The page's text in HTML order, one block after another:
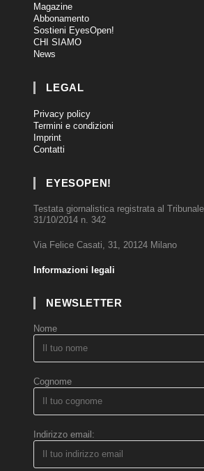
Magazine
Abbonamento
Sostieni EyesOpen!
CHI SIAMO
News
LEGAL
Privacy policy
Termini e condizioni
Imprint
Contatti
EYESOPEN!
Testata giornalistica registrata al
31/10/2014 n. 342
Via Felice Casati, 31, 20124 Milano
Informazioni legali
NEWSLETTER
Nome
Cognome
Indirizzo email: